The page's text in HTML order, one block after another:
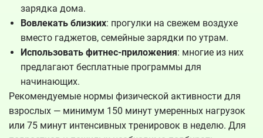
зарядка дома.
Вовлекать близких: прогулки на свежем воздухе
вместо гаджетов, семейные зарядки по утрам.
Использовать фитнес-приложения: многие из них
предлагают бесплатные программы для
начинающих.
Рекомендуемые нормы физической активности для
взрослых — минимум 150 минут умеренных нагрузок
или 75 минут интенсивных тренировок в неделю. Для